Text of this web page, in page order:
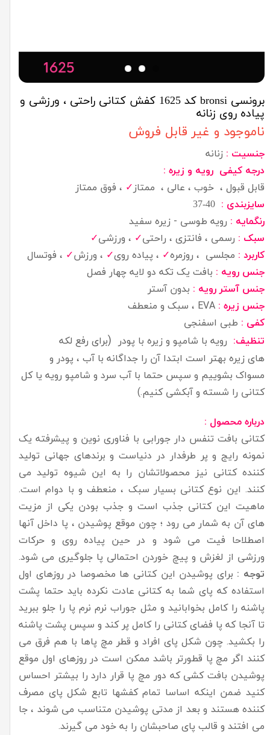
برونسی bronsi کد 1625 کفش کتانی راحتی ، ورزشی و
پیاده روی زنانه
ناموجود و غیر قابل فروش
جنسیت : زنانه
درجه کیفی رویه و زیره :
قابل قبول ، خوب ، عالی ، ممتاز✓ ، فوق ممتاز
سایزبندی : 40-37
رنگمایه : رویه طوسی - زیره سفید
سبک : رسمی ، فانتزی ، راحتی✓ ، ورزشی✓
کاربرد : مجلسی ، روزمره✓ ، پیاده روی✓ ، ورزش✓ ، فوتسال
جنس رویه : بافت یک تکه دو لایه چهار فصل
جنس آستر رویه : بدون آستر
جنس زیره :
کفی : طبی اسفنجی
تنظیف: رویه با شامپو و زیره با پودر (برای رفع لکه
های زیره بهتر است ابتدا آن را جداگانه با آب ، پودر و
مسواک بشوییم و سپس حتما با آب سرد و شامپو رویه یا کل
کتانی را شسته و آبکشی کنیم.)
درباره محصول :
کتانی بافت تنفس دار جورابی با فناوری نوین و پیشرفته یک
نمونه رایج و پر طرفدار در دنیاست و برندهای جهانی تولید
کننده کتانی نیز محصولاتشان را به این شیوه تولید می
کنند. این نوع کتانی بسیار سبک ، منعطف و با دوام است.
ماهیت این کتانی جذب است و جذب بودن یکی از مزیت
های آن به شمار می رود ؛ چون موقع پوشیدن ، پا داخل آنها
اصطلاحا فیت می شود و در حین پیاده روی و حرکات
ورزشی از لغزش و پیچ خوردن احتمالی پا جلوگیری می شود.
توجه : برای پوشیدن این کتانی ها مخصوصا در روزهای اول
استفاده که پای شما به کتانی عادت نکرده باید حتما پشت
پاشنه را کامل بخوابانید و مثل جوراب نرم نرم پا را جلو ببرید
تا آنجا که پا فضای کتانی را کامل پر کند و سپس پشت پاشنه
را بکشید. چون شکل پای افراد و قطر مچ پاها با هم فرق می
کنند اگر مچ پا قطورتر باشد ممکن است در روزهای اول موقع
پوشیدن بافت کشی که دور مچ پا قرار دارد را بیشتر احساس
کنید ضمن اینکه اساسا تمام کفشها تابع شکل پای مصرف
کننده هستند و بعد از مدتی پوشیدن متناسب می شوند ، جا
می افتند و قالب پای صاحبشان را به خود می گیرند.